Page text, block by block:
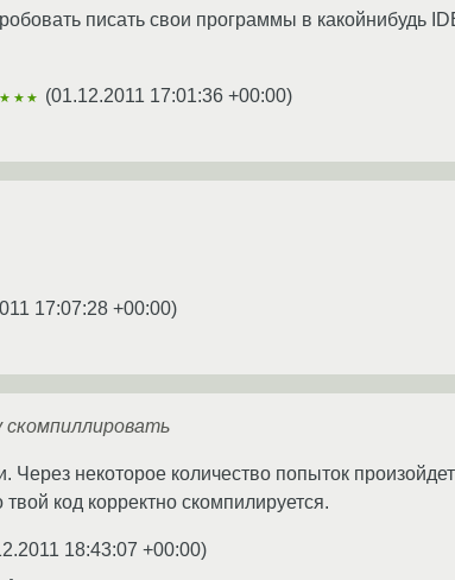
писать свои программы в какойнибудь
(01.12.2011 17:01:36 +00:00)
17:07:28 +00:00)
скомпиллировать
Через некоторое количество попыток
твой код корректно скомпилируется.
18:43:07 +00:00)